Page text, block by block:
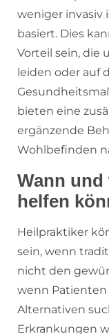
weniger invasiv
basiert. Dies
Vorteil sein, die
leiden oder auf
bieten eine
ergänzende
Wohlbefinden
Wann
helfen
Heilpraktiker
sein, wenn
nicht den
wenn Patienten
Alternativen
Erkrankungen